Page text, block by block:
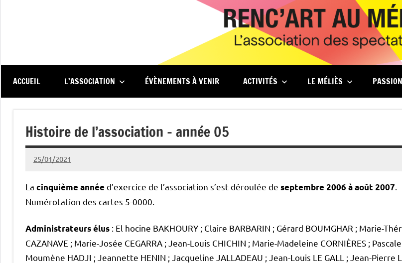
au
Méliès
spectateurs
du
de
ACCUEIL L’ASSOCIATION ÉVÈNEMENTS À VENIR ACTIVITÉS LE MÉLIÈS
Histoire de l’association – année 05
25/01/2021
admin93100
La cinquième annéed’exercice de l’association s’est déroulée de septembre 2006 à août 2007
Numérotation des cartes 5-0000.
Administrateurs élus : El hocine BAKHOURY ; Claire BARBARIN ; Gérard BOUMGHAR ; Marie-
CAZANAVE ; Marie-Josée CEGARRA ; Jean-Louis CHICHIN ; Marie-Madeleine CORNIÈRES ; Pascale
Moumène HADJI ; Jeannette HENIN ; Jacqueline JALLADEAU ; Jean-Louis LE GALL ; Jean-Pierre